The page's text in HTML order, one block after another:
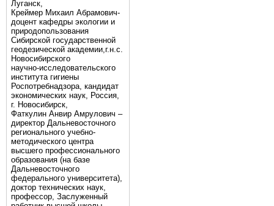
Луганск,
Креймер Михаил Абрамович-
доцент кафедры экологии и
природопользования
Сибирской государственной
геодезической академии,г.н.с.
Новосибирского
научно-исследовательского
института гигиены
Роспотребнадзора, кандидат
экономических наук, Россия,
г. Новосибирск,
Фаткулин Анвир Амрулович –
директор Дальневосточного
регионального учебно-
методического центра
высшего профессионального
образования (на базе
Дальневосточного
федерального университета),
доктор технических наук,
профессор, Заслуженный